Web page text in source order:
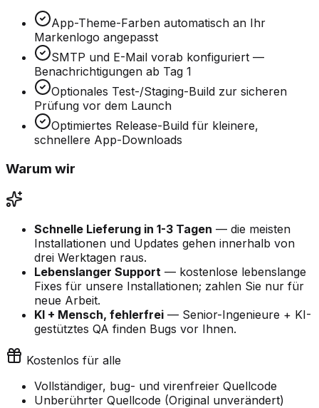
App-Theme-Farben automatisch an Ihr
Markenlogo angepasst
SMTP und E-Mail vorab konfiguriert —
Benachrichtigungen ab Tag 1
Optionales Test-/Staging-Build zur sicheren
Prüfung vor dem Launch
Optimiertes Release-Build für kleinere,
schnellere App-Downloads
Warum wir
Schnelle Lieferung in 1-3 Tagen — die meisten
Installationen und Updates gehen innerhalb von
drei Werktagen raus.
Lebenslanger Support — kostenlose lebenslange
Fixes für unsere Installationen; zahlen Sie nur für
neue Arbeit.
KI + Mensch, fehlerfrei — Senior-Ingenieure + KI-
gestütztes QA finden Bugs vor Ihnen.
Kostenlos für alle
Vollständiger, bug- und virenfreier Quellcode
Unberührter Quellcode (Original unverändert)